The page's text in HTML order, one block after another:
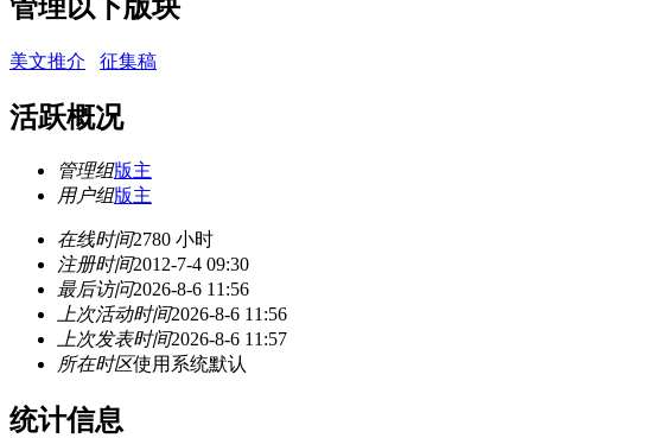
管理以下版块
美文推介 征集稿
活跃概况
管理组版主
用户组版主
在线时间2780 小时
注册时间2012-7-4 09:30
最后访问2026-8-6 11:56
上次活动时间2026-8-6 11:56
上次发表时间2026-8-6 11:57
所在时区使用系统默认
统计信息